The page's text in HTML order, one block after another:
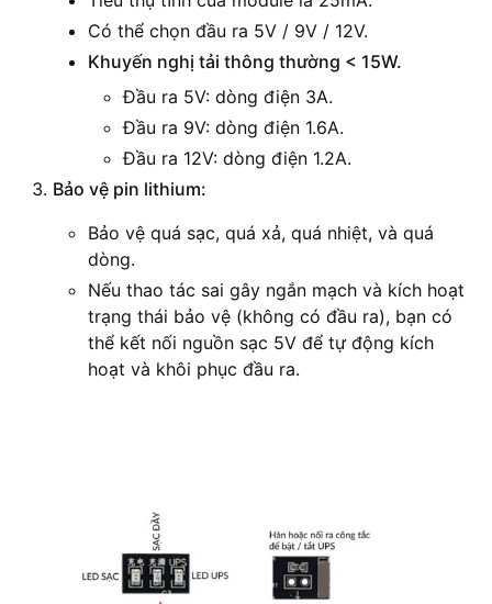
Có thể chọn đầu ra 5V / 9V / 12V.
Khuyến nghị tải thông thường < 15W.
Đầu ra 5V: dòng điện 3A.
Đầu ra 9V: dòng điện 1.6A.
Đầu ra 12V: dòng điện 1.2A.
Bảo vệ pin lithium:
Bảo vệ quá sạc, quá xả, quá nhiệt, và quá
dòng.
Nếu thao tác sai gây ngắn mạch và kích hoạt
trạng thái bảo vệ (không có đầu ra), bạn có
thể kết nối nguồn sạc 5V để tự động kích
hoạt và khôi phục đầu ra.